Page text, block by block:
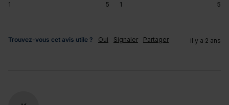
1 5 1 5
Trouvez-vous cet avis utile ? Oui Signaler Partager il y a 2 ans